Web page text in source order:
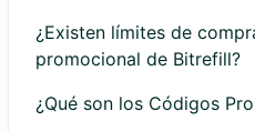
¿Existen límites de
promocional de Bitrefill?
¿Qué son los Códigos